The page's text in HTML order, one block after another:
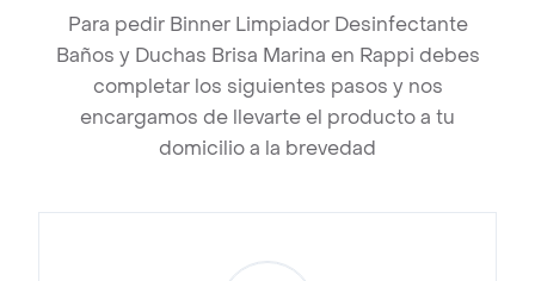
Para pedir Binner Limpiador Desinfectante
Baños y Duchas Brisa Marina en Rappi debes
completar los siguientes pasos y nos
encargamos de llevarte el producto a tu
domicilio a la brevedad